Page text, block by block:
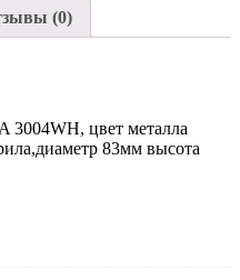
(0)
3004WH, цвет металла
83мм высота